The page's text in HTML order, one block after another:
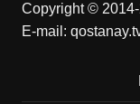
Copyright ©
E-mail: